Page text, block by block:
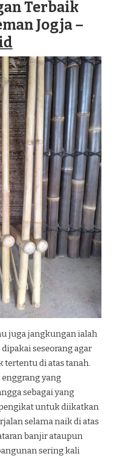
NGEMPLAK
SLEMAN
JOGJA
Terbaik
Jogja –
juga jangkungan ialah
seseorang agar
tertentu di atas tanah.
yang
sebagai yang
untuk diikatkan
selama naik di atas
banjir ataupun
sering kali